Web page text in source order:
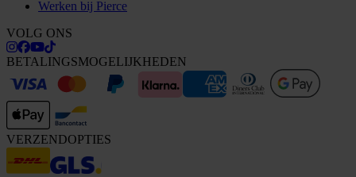
Werken bij Pierce
VOLG ONS
BETALINGSMOGELIJKHEDEN
VERZENDOPTIES